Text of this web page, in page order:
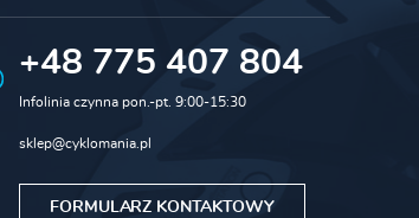
+48 775 407 804
Infolinia czynna pon.-pt. 9:00-15:30
sklep@cyklomania.pl
FORMULARZ KONTAKTOWY